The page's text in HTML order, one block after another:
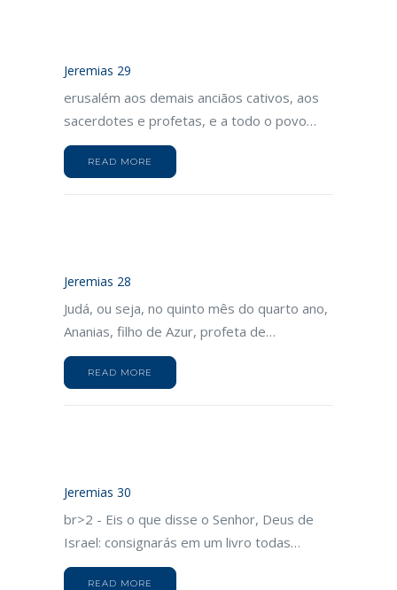
Jeremias 29
erusalém aos demais anciãos cativos, aos
sacerdotes e profetas, e a todo o povo…
READ MORE
Jeremias 28
Judá, ou seja, no quinto mês do quarto ano,
Ananias, filho de Azur, profeta de…
READ MORE
Jeremias 30
br>2 - Eis o que disse o Senhor, Deus de
Israel: consignarás em um livro todas…
READ MORE